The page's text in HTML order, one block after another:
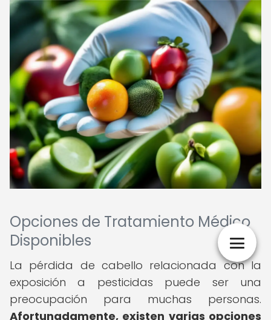
Opciones de Tratamiento Médico
Disponibles
La pérdida de cabello relacionada con la
exposición a pesticidas puede ser una
preocupación para muchas personas.
Afortunadamente, existen varias opciones